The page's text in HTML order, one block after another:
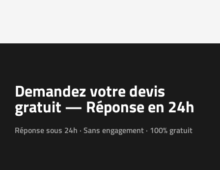
Demandez votre devis
gratuit — Réponse en 24h
Réponse sous 24h · Sans engagement · 100% gratuit